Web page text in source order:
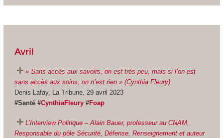
Avril
« Sans accès aux savoirs, on est très peu, mais si l’on est
sans accès aux soins, on n’est rien » (Cynthia Fleury)
Denis Lafay, La Tribune, 29 avril 2023
#Santé #CynthiaFleury#Foap
L’Interview Politique – Alain Bauer, professeur au CNAM,
Responsable du pôle Sécurité, Défense, Renseignement et auteur